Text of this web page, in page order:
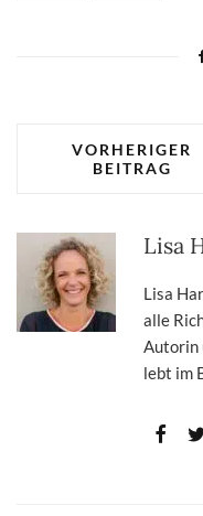
VORHERIGER
BEITRAG
Lisa
Lisa
alle
Autorin
lebt im